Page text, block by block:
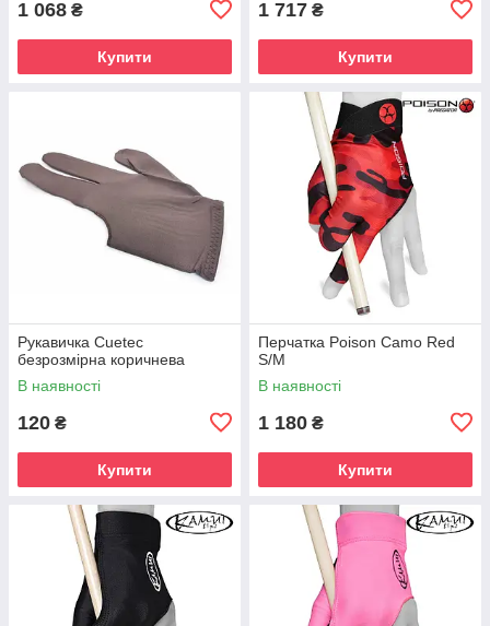
1 068 ₴
Купити
1 717 ₴
Купити
Рукавичка Cuetec
безрозмірна коричнева
В наявності
120 ₴
Купити
Перчатка Poison Camo Red
S/M
В наявності
1 180 ₴
Купити